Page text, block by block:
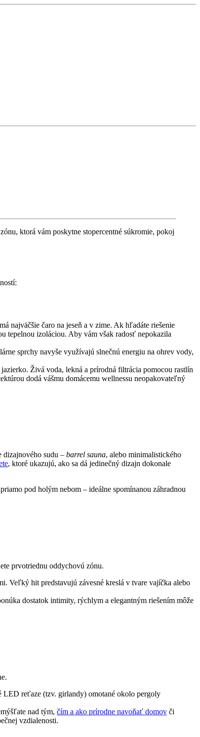
ktorá vám poskytne stopercentné súkromie, pokoj
najväčšie čaro na jeseň a v zime. Ak hľadáte riešenie
tepelnou izoláciou. Aby vám však radosť nepokazila
sprchy navyše využívajú slnečnú energiu na ohrev vody,
Živá voda, lekná a prírodná filtrácia pomocou rastlín
dodá vášmu domácemu wellnessu neopakovateľný
dizajnového sudu – barrel sauna, alebo minimalistického
, ktoré ukazujú, ako sa dá jedinečný dizajn dokonale
pod holým nebom – ideálne spomínanou záhradnou
prvotriednu oddychovú zónu.
Veľký hit predstavujú závesné kreslá v tvare vajíčka alebo
dostatok intimity, rýchlym a elegantným riešením môže
LED reťaze (tzv. girlandy) omotané okolo pergoly
nad tým, čím a ako prírodne navoňať domov či
vzdialenosti.